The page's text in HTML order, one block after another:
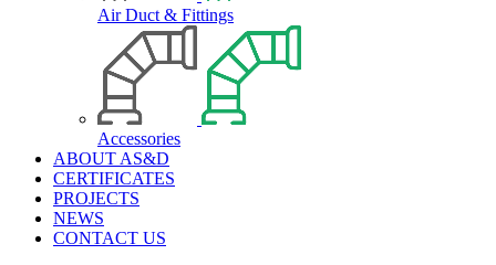
Air Duct & Fittings
Accessories
ABOUT AS&D
CERTIFICATES
PROJECTS
NEWS
CONTACT US